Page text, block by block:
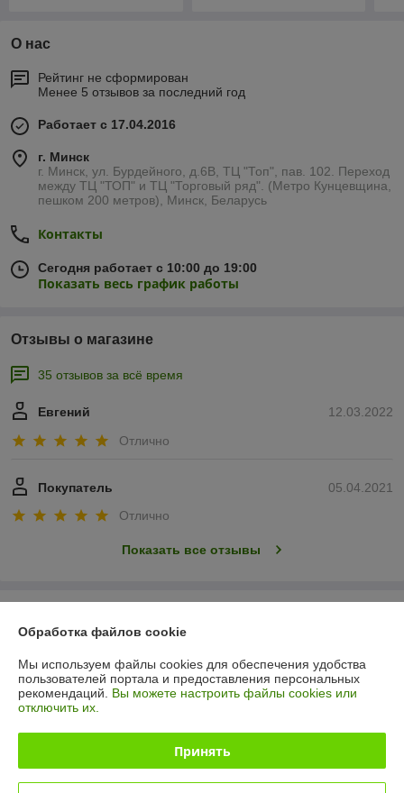
О нас
Рейтинг не сформирован
Менее 5 отзывов за последний год
Работает с 17.04.2016
г. Минск
г. Минск, ул. Бурдейного, д.6В, ТЦ "Топ", пав. 102. Переход
между ТЦ "ТОП" и ТЦ "Торговый ряд". (Метро Кунцевщина,
пешком 200 метров), Минск, Беларусь
Контакты
Сегодня работает с 10:00 до 19:00
Показать весь график работы
Отзывы о магазине
35 отзывов за всё время
12.03.2022
Евгений
Отлично
05.04.2021
Покупатель
Отлично
Показать все отзывы
Доставка и оплата
График работы
Полная версия сайта
Обработка файлов cookie
Мы используем файлы cookies для обеспечения удобства
пользователей портала и предоставления персональных
рекомендаций. Вы можете настроить файлы cookies или
отключить их.
Принять